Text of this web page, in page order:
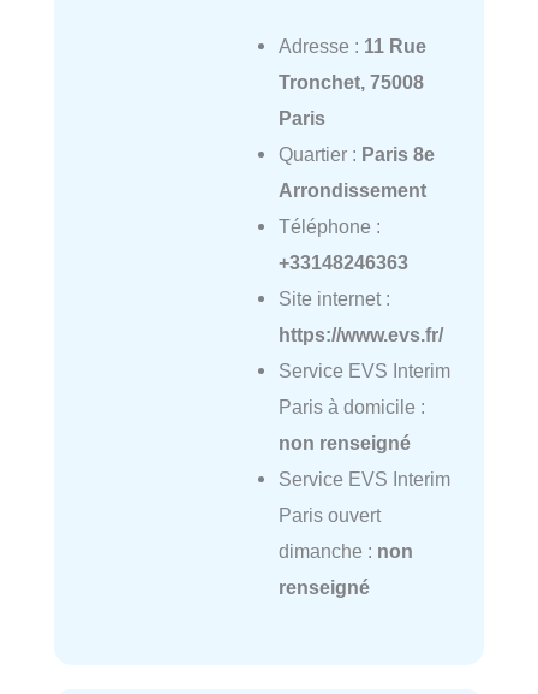
Adresse : 11 Rue
Tronchet, 75008
Paris
Quartier : Paris 8e
Arrondissement
Téléphone :
+33148246363
Site internet :
https://www.evs.fr/
Service EVS Interim
Paris à domicile :
non renseigné
Service EVS Interim
Paris ouvert
dimanche : non
renseigné